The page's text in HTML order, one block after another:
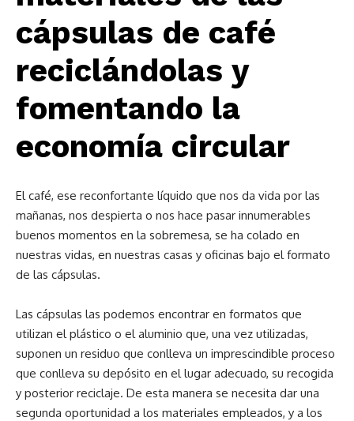
cápsulas de café
reciclándolas y
fomentando la
economía circular
El café, ese reconfortante líquido que nos da vida por las
mañanas, nos despierta o nos hace pasar innumerables
buenos momentos en la sobremesa, se ha colado en
nuestras vidas, en nuestras casas y oficinas bajo el formato
de las cápsulas.
Las cápsulas las podemos encontrar en formatos que
utilizan el plástico o el aluminio que, una vez utilizadas,
suponen un residuo que conlleva un imprescindible proceso
que conlleva su depósito en el lugar adecuado, su recogida
y posterior reciclaje. De esta manera se necesita dar una
segunda oportunidad a los materiales empleados, y a los